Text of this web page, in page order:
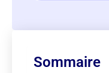
Sommaire